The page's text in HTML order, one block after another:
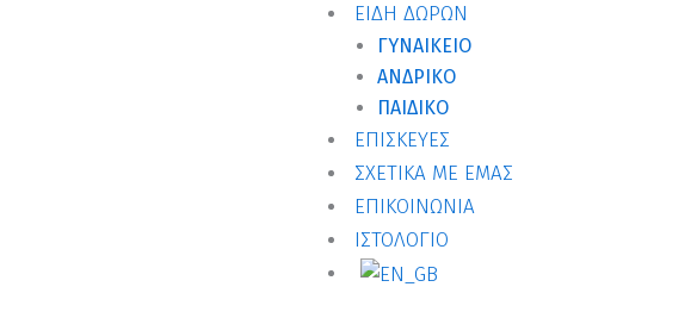
ΕΙΔΗ ΔΩΡΩΝ
ΓΥΝΑΙΚΕΊΟ
ΑΝΔΡΙΚΌ
ΠΑΙΔΙΚΌ
ΕΠΙΣΚΕΥΕΣ
ΣΧΕΤΙΚΑ ΜΕ ΕΜΑΣ
ΕΠΙΚΟΙΝΩΝΙΑ
ΙΣΤΟΛΟΓΙΟ